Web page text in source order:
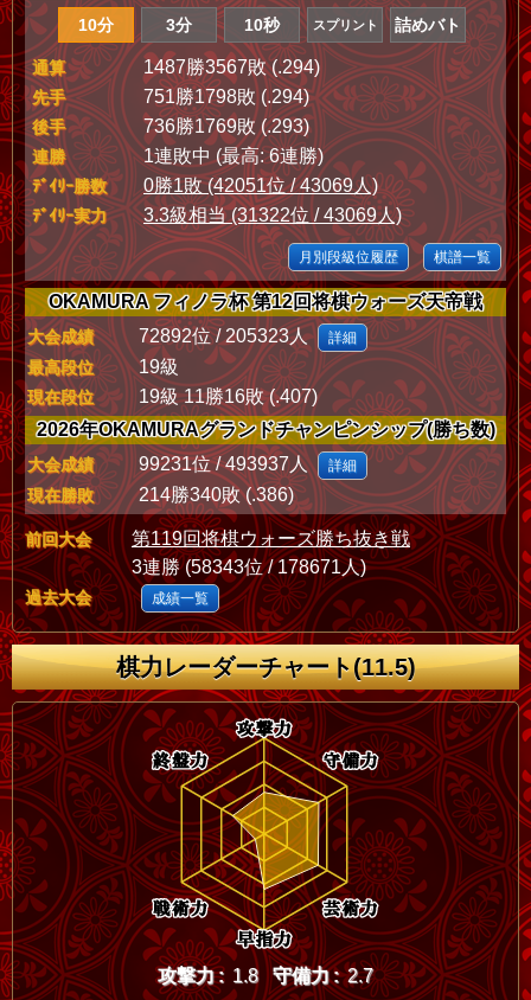
10分 3分 10秒 スプリント 詰めバト
通算 1487勝3567敗 (.294)
先手 751勝1798敗 (.294)
後手 736勝1769敗 (.293)
連勝 1連敗中 (最高: 6連勝)
ﾃﾞｲﾘｰ勝数 0勝1敗 (42051位 / 43069人)
ﾃﾞｲﾘｰ実力 3.3級相当 (31322位 / 43069人)
月別段級位履歴 棋譜一覧
OKAMURA フィノラ杯 第12回将棋ウォーズ天帝戦
大会成績 72892位 / 205323人 詳細
最高段位 19級
現在段位
19級 11勝16敗 (.407)
2026年OKAMURAグランドチャンピンシップ(勝ち数)
大会成績 99231位 / 493937人 詳細
現在勝敗 214勝340敗 (.386)
前回大会
第119回将棋ウォーズ勝ち抜き戦
3連勝 (58343位 / 178671人)
過去大会 成績一覧
棋力レーダーチャート(11.5)
攻撃力 : 1.8 守備力 : 2.7